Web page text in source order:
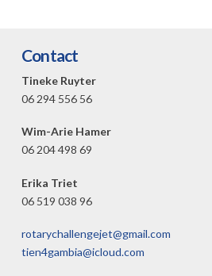
Contact
Tineke Ruyter
06 294 556 56
Wim-Arie Hamer
06 204 498 69
Erika Triet
06 519 038 96
rotarychallengejet@gmail.com
tien4gambia@icloud.com